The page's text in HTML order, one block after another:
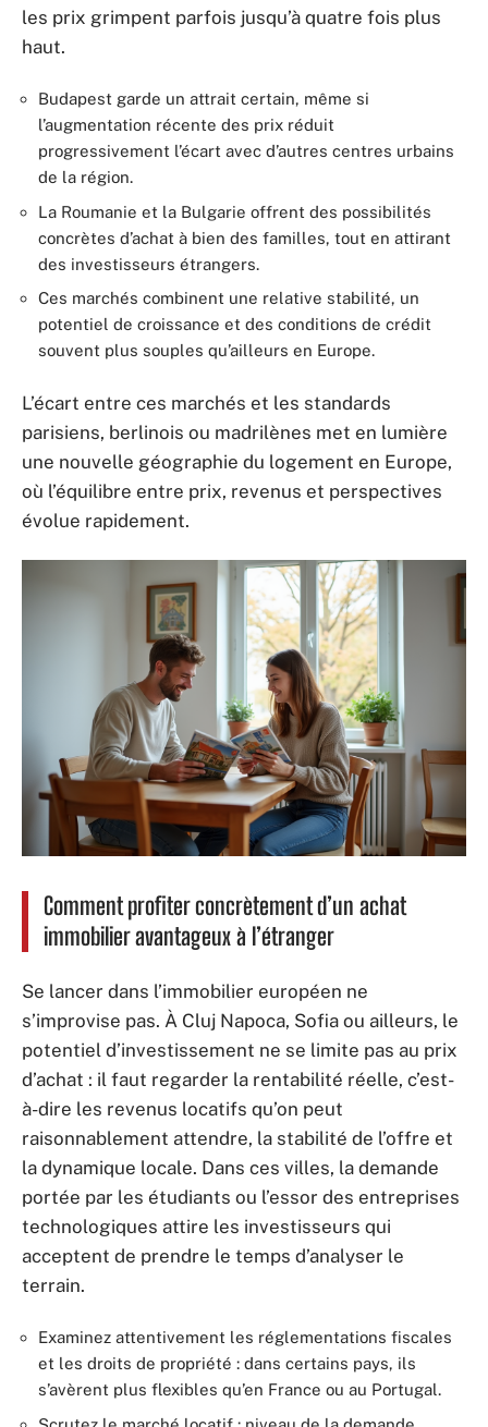
les prix grimpent parfois jusqu’à quatre fois plus
haut.
Budapest garde un attrait certain, même si
l’augmentation récente des prix réduit
progressivement l’écart avec d’autres centres urbains
de la région.
La Roumanie et la Bulgarie offrent des possibilités
concrètes d’achat à bien des familles, tout en attirant
des investisseurs étrangers.
Ces marchés combinent une relative stabilité, un
potentiel de croissance et des conditions de crédit
souvent plus souples qu’ailleurs en Europe.
L’écart entre ces marchés et les standards
parisiens, berlinois ou madrilènes met en lumière
une nouvelle géographie du logement en Europe,
où l’équilibre entre prix, revenus et perspectives
évolue rapidement.
Comment profiter concrètement d’un achat
immobilier avantageux à l’étranger
Se lancer dans l’immobilier européen ne
s’improvise pas. À Cluj Napoca, Sofia ou ailleurs, le
potentiel d’investissement ne se limite pas au prix
d’achat : il faut regarder la rentabilité réelle, c’est-
à-dire les revenus locatifs qu’on peut
raisonnablement attendre, la stabilité de l’offre et
la dynamique locale. Dans ces villes, la demande
portée par les étudiants ou l’essor des entreprises
technologiques attire les investisseurs qui
acceptent de prendre le temps d’analyser le
terrain.
Examinez attentivement les réglementations fiscales
et les droits de propriété : dans certains pays, ils
s’avèrent plus flexibles qu’en France ou au Portugal.